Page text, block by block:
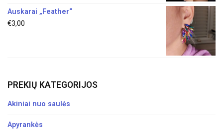
Auskarai „Feather“
€3,00
PREKIŲ KATEGORIJOS
Akiniai nuo saulės
Apyrankės